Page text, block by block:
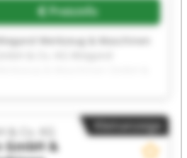
Preisinfo
Werkzeug & Maschinen
Werkzeug & Maschinen
& Co. KG WiegandKleinanzeige
GmbH &